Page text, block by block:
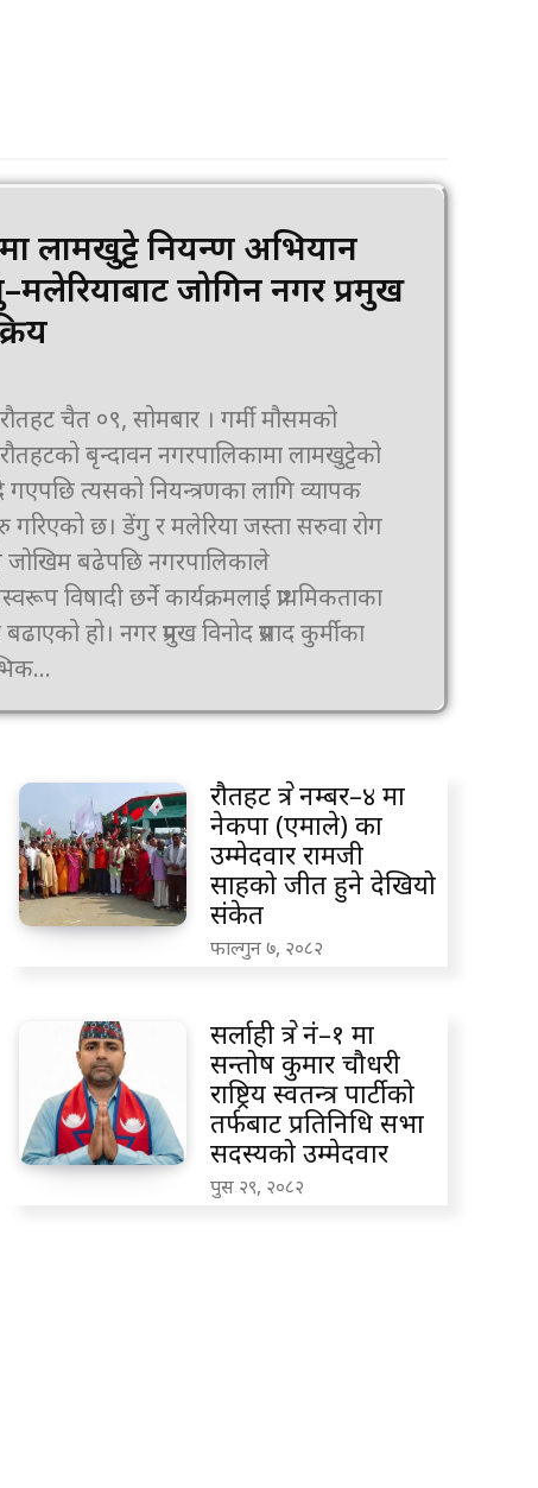
लामखुट्टे नियन्त्रण अभियान
जोगिन नगर प्रमुख
। गर्मी मौसमको
बृन्दावन नगरपालिकामा लामखुट्टेको
त्यसको नियन्त्रणका लागि व्यापक
छ। डेंगु र मलेरिया जस्ता सरुवा रोग
बढेपछि नगरपालिकाले
विषादी छर्ने कार्यक्रमलाई प्राथमिकताका
विनोद प्रसाद कुर्मीका
रौतहट क्षेत्र नम्बर–४ मा
नेकपा (एमाले) का
उम्मेदवार रामजी
साहको जीत हुने देखियो
संकेत
फाल्गुन ७, २०८२
सर्लाही क्षेत्र नं–१ मा
सन्तोष कुमार चौधरी
राष्ट्रिय स्वतन्त्र पार्टीको
तर्फबाट प्रतिनिधि सभा
सदस्यको उम्मेदवार
पुस २९, २०८२